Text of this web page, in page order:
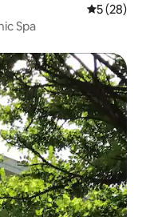
5 de uma
5 (28)
Spa